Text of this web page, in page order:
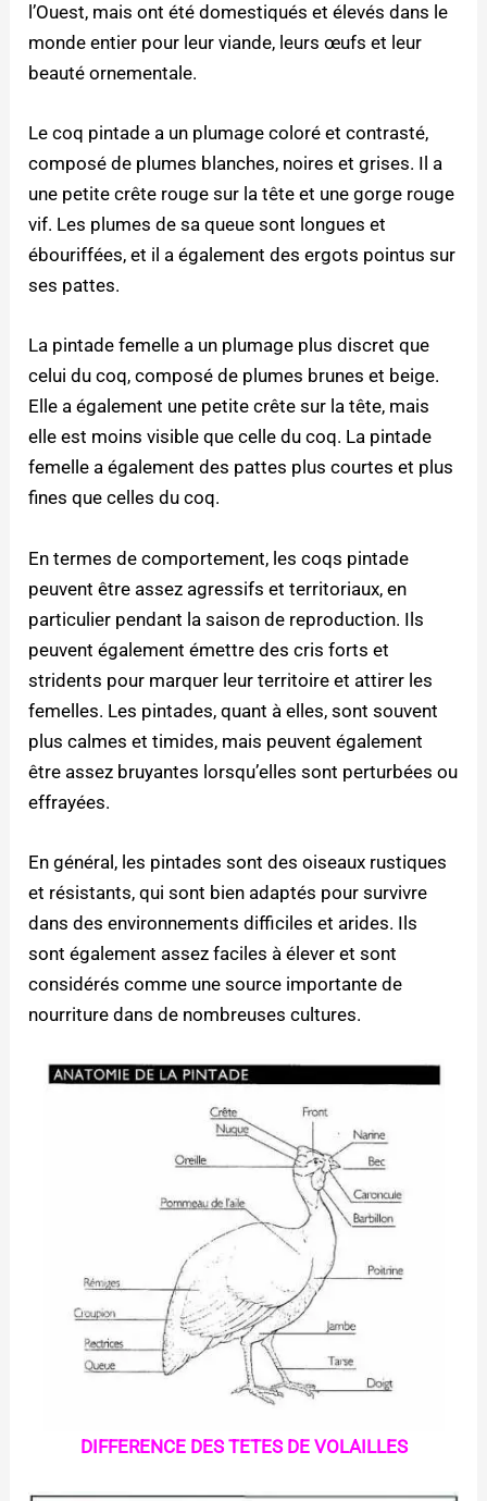
l’Ouest, mais ont été domestiqués et élevés dans le
monde entier pour leur viande, leurs œufs et leur
beauté ornementale.
Le coq pintade a un plumage coloré et contrasté,
composé de plumes blanches, noires et grises. Il a
une petite crête rouge sur la tête et une gorge rouge
vif. Les plumes de sa queue sont longues et
ébouriffées, et il a également des ergots pointus sur
ses pattes.
La pintade femelle a un plumage plus discret que
celui du coq, composé de plumes brunes et beige.
Elle a également une petite crête sur la tête, mais
elle est moins visible que celle du coq. La pintade
femelle a également des pattes plus courtes et plus
fines que celles du coq.
En termes de comportement, les coqs pintade
peuvent être assez agressifs et territoriaux, en
particulier pendant la saison de reproduction. Ils
peuvent également émettre des cris forts et
stridents pour marquer leur territoire et attirer les
femelles. Les pintades, quant à elles, sont souvent
plus calmes et timides, mais peuvent également
être assez bruyantes lorsqu’elles sont perturbées ou
effrayées.
En général, les pintades sont des oiseaux rustiques
et résistants, qui sont bien adaptés pour survivre
dans des environnements difficiles et arides. Ils
sont également assez faciles à élever et sont
considérés comme une source importante de
nourriture dans de nombreuses cultures.
DIFFERENCE DES TETES DE VOLAILLES